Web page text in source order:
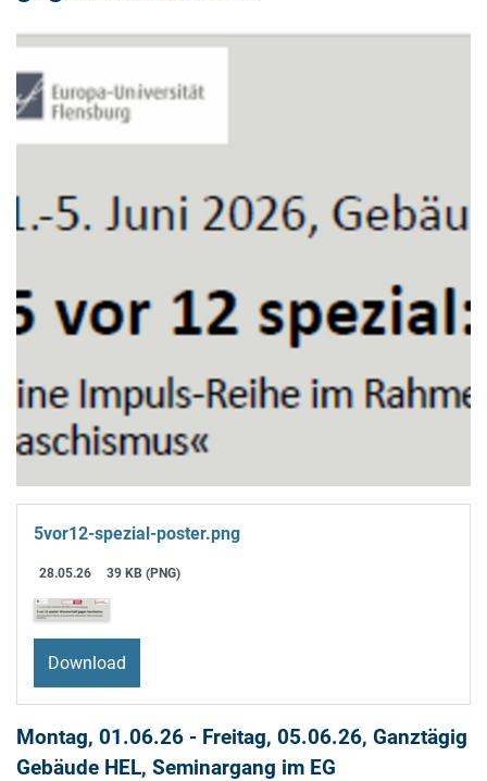
5vor12-spezial-poster.png
28.05.26 39 KB (PNG)
Download
Montag, 01.06.26 - Freitag, 05.06.26, Ganztägig
Gebäude HEL, Seminargang im EG